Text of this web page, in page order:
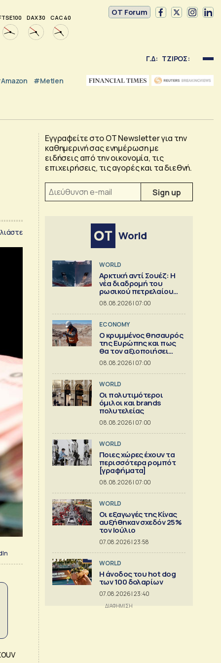
100 DAX 30 CAC 40
OT Forum
Γ.Δ: ΤΖΙΡΟΣ:
#Metlen
Εγγραφείτε στο OT Newsletter για την
καθημερινή σας ενημέρωση με
ειδήσεις από την οικονομία, τις
επιχειρήσεις, τις αγορές και τα διεθνή.
World
WORLD
Αρκτική αντί Σουέζ: Η
νέα διαδρομή του
ρωσικού πετρελαίου
[Γράφημα]
08.08.2026 | 07:00
ECONOMY
Ο κρυμμένος θησαυρός
της Ευρώπης και πως
θα τον αξιοποιήσει
[γράφημα]
08.08.2026 | 07:00
WORLD
Οι πολυτιμότεροι
όμιλοι και brands
πολυτελείας
08.08.2026 | 07:00
WORLD
Ποιες χώρες έχουν τα
περισσότερα ρομπότ
[γραφήματα]
08.08.2026 | 07:00
WORLD
Οι εξαγωγές της Κίνας
αυξήθηκαν σχεδόν 25%
τον Ιούλιο
07.08.2026 | 23:58
WORLD
Η άνοδος του hot dog
των 100 δολαρίων
07.08.2026 | 23:40